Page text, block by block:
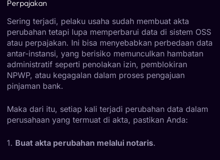
Perpajakan
Sering terjadi, pelaku usaha sudah membuat akta
perubahan tetapi lupa memperbarui data di sistem OSS
atau perpajakan. Ini bisa menyebabkan perbedaan data
antar-instansi, yang berisiko memunculkan hambatan
administratif seperti penolakan izin, pemblokiran
NPWP, atau kegagalan dalam proses pengajuan
pinjaman bank.
Maka dari itu, setiap kali terjadi perubahan data dalam
perusahaan yang termuat di akta, pastikan Anda:
1. Buat akta perubahan melalui notaris.